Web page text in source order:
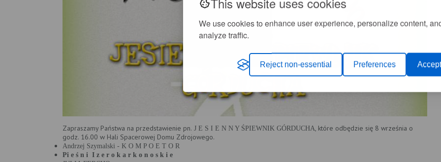
We use cookies to enhance user experience, personalize content,
analyze traffic.
Reject non-essential Preferences Accept
Zapraszamy Państwa na przedstawienie pn. J E S I E N N Y ŚPIEWNIK GÓRDUCHA, które odbędzie się 8 września o
godz. 16.00 w Hali Spacerowej Domu Zdrojowego.
Andrzej Szymalski - K O M P O E T O R
Pi e ś n i I z e r o k a r k o n o s k i e